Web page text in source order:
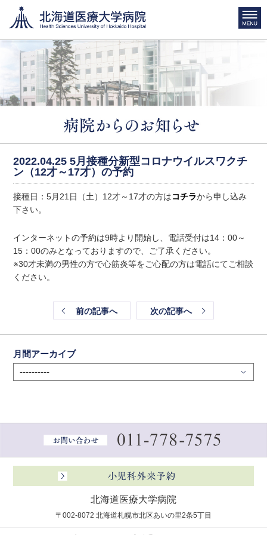
2022.04.25 5月接種分新型コロナウイルスワクチ
ン（12才～17才）の予約
接種日：5月21日（土）12才～17才の方はコチラから申し込み
下さい。
インターネットの予約は9時より開始し、電話受付は14：00～
15：00のみとなっておりますので、ご了承ください。
※30才未満の男性の方で心筋炎等をご心配の方は電話にてご相談
ください。
前の記事へ 次の記事へ
月間アーカイブ
北海道医療大学病院
〒002-8072 北海道札幌市北区あいの里2条5丁目